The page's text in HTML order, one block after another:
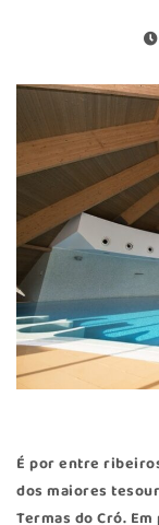
É por entre
dos maiores